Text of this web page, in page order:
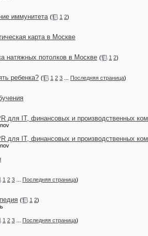
иммунитета ( 1 2)
карта в Москве
натяжных потолков в Москве ( 1 2)
ребенка? ( 1 2 3 Последняя страница)
для IT, финансовых и производственных
для IT, финансовых и производственных
1 2 3 Последняя страница)
( 1 2)
1 2 3 Последняя страница)